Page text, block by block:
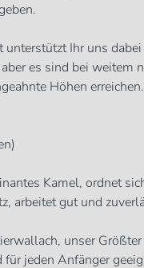
unterstützt Ihr uns
es sind bei
Höhen
Kamel, ordnet
arbeitet gut und
unser
jeden Anfänger